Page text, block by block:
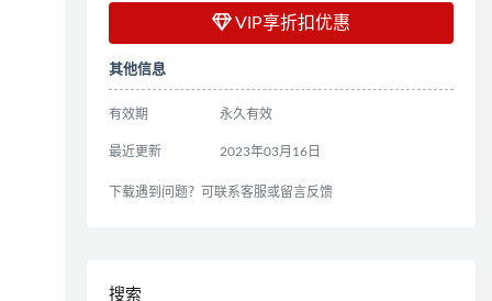
VIP享折扣优惠
其他信息
有效期 永久有效
最近更新 2023年03月16日
下载遇到问题？可联系客服或留言反馈
搜索